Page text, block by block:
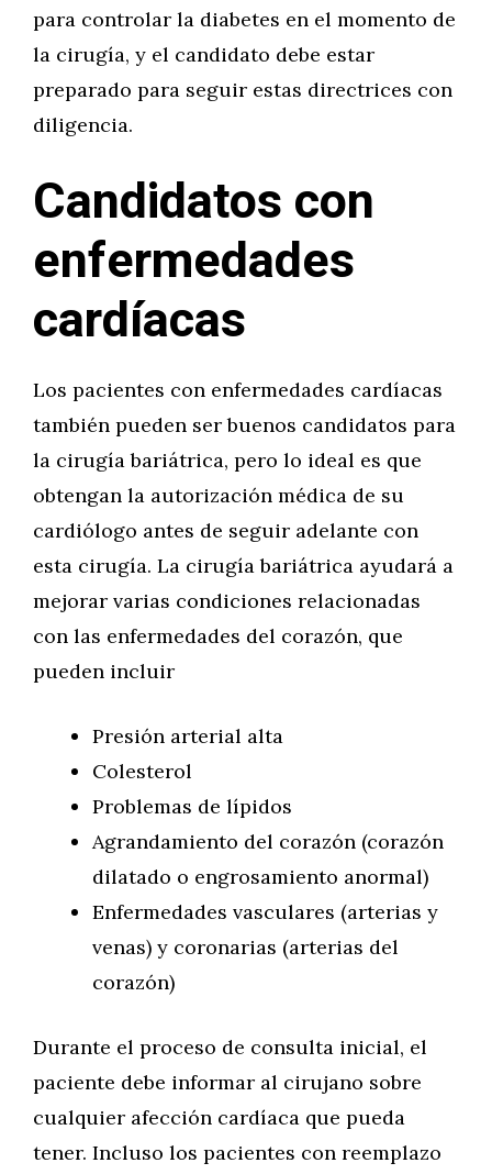
para controlar la diabetes en el momento de
la cirugía, y el candidato debe estar
preparado para seguir estas directrices con
diligencia.
Candidatos con
enfermedades
cardíacas
Los pacientes con enfermedades cardíacas
también pueden ser buenos candidatos para
la cirugía bariátrica, pero lo ideal es que
obtengan la autorización médica de su
cardiólogo antes de seguir adelante con
esta cirugía. La cirugía bariátrica ayudará a
mejorar varias condiciones relacionadas
con las enfermedades del corazón, que
pueden incluir
Presión arterial alta
Colesterol
Problemas de lípidos
Agrandamiento del corazón (corazón
dilatado o engrosamiento anormal)
Enfermedades vasculares (arterias y
venas) y coronarias (arterias del
corazón)
Durante el proceso de consulta inicial, el
paciente debe informar al cirujano sobre
cualquier afección cardíaca que pueda
tener. Incluso los pacientes con reemplazo